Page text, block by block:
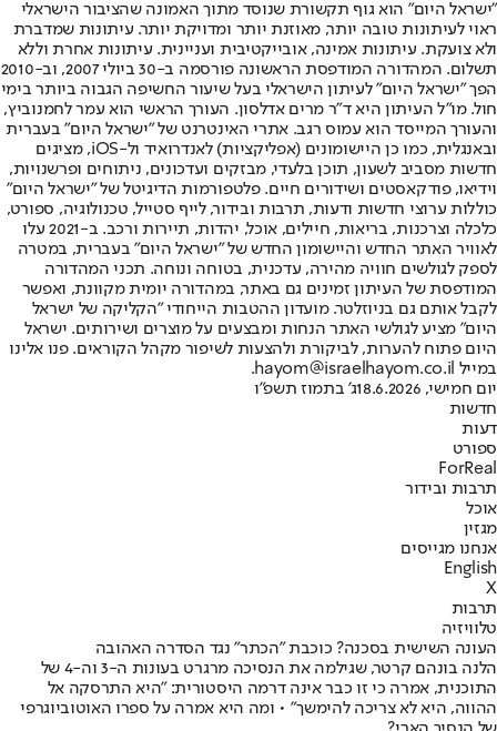
"ישראל היום" הוא גוף תקשורת שנוסד מתוך האמונה שהציבור הישראלי
ראוי לעיתונות טובה יותר, מאוזנת יותר ומדויקת יותר. עיתונות שמדברת
ולא צועקת. עיתונות אמינה, אובייקטיבית ועניינית. עיתונות אחרת וללא
תשלום. המהדורה המודפסת הראשונה פורסמה ב-30 ביולי 2007, וב-2010
הפך "ישראל היום" לעיתון הישראלי בעל שיעור החשיפה הגבוה ביותר בימי
חול. מו"ל העיתון היא ד"ר מרים אדלסון. העורך הראשי הוא עמר לחמנוביץ,
והעורך המייסד הוא עמוס רגב. אתרי האינטרנט של "ישראל היום" בעברית
ובאנגלית, כמו כן היישומונים (אפליקציות) לאנדרואיד ול-iOS, מציגים
חדשות מסביב לשעון, תוכן בלעדי, מבזקים ועדכונים, ניתוחים ופרשנויות,
וידיאו, פודקאסטים ושידורים חיים. פלטפורמות הדיגיטל של "ישראל היום"
כוללות ערוצי חדשות ודעות, תרבות ובידור, לייף סטייל, טכנולוגיה, ספורט,
כלכלה וצרכנות, בריאות, חיילים, אוכל, יהדות, תיירות ורכב. ב-2021 עלו
לאוויר האתר החדש והיישומון החדש של "ישראל היום" בעברית, במטרה
לספק לגולשים חוויה מהירה, עדכנית, בטוחה ונוחה. תכני המהדורה
המודפסת של העיתון זמינים גם באתר, במהדורה יומית מקוונת, ואפשר
לקבל אותם גם בניוזלטר. מועדון ההטבות הייחודי "הקליקה של ישראל
היום" מציע לגולשי האתר הנחות ומבצעים על מוצרים ושירותים. ישראל
היום פתוח להערות, לביקורת ולהצעות לשיפור מקהל הקוראים. פנו אלינו
במייל hayom@israelhayom.co.il.
יום חמישי, 18.6.2026
ג' בתמוז תשפ"ו
חדשות
דעות
ספורט
ForReal
תרבות ובידור
אוכל
מגזין
אנחנו מגייסים
English
X
תרבות
טלוויזיה
העונה השישית בסכנה? כוכבת "הכתר" נגד הסדרה האהובה
הלנה בונהם קרטר, שגילמה את הנסיכה מרגרט בעונות ה-3 וה-4 של
התוכנית, אמרה כי זו כבר אינה דרמה היסטורית: "היא התרסקה אל
ההווה, היא לא צריכה להימשך" • ומה היא אמרה על ספרו האוטוביוגרפי